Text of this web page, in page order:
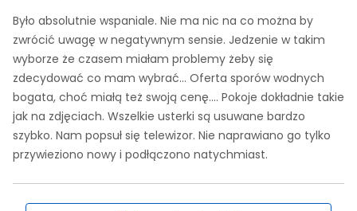
Było absolutnie wspaniale. Nie ma nic na co można by
zwrócić uwagę w negatywnym sensie. Jedzenie w takim
wyborze że czasem miałam problemy żeby się
zdecydować co mam wybrać... Oferta sporów wodnych
bogata, choć miałą też swoją cenę.... Pokoje dokładnie takie
jak na zdjęciach. Wszelkie usterki są usuwane bardzo
szybko. Nam popsuł się telewizor. Nie naprawiano go tylko
przywieziono nowy i podłączono natychmiast.